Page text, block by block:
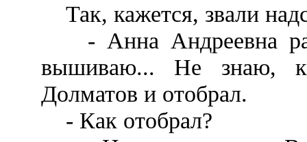
Так, кажется, звали
- Анна Андреевна
вышиваю... Не знаю,
Долматов и отобрал.
- Как отобрал?